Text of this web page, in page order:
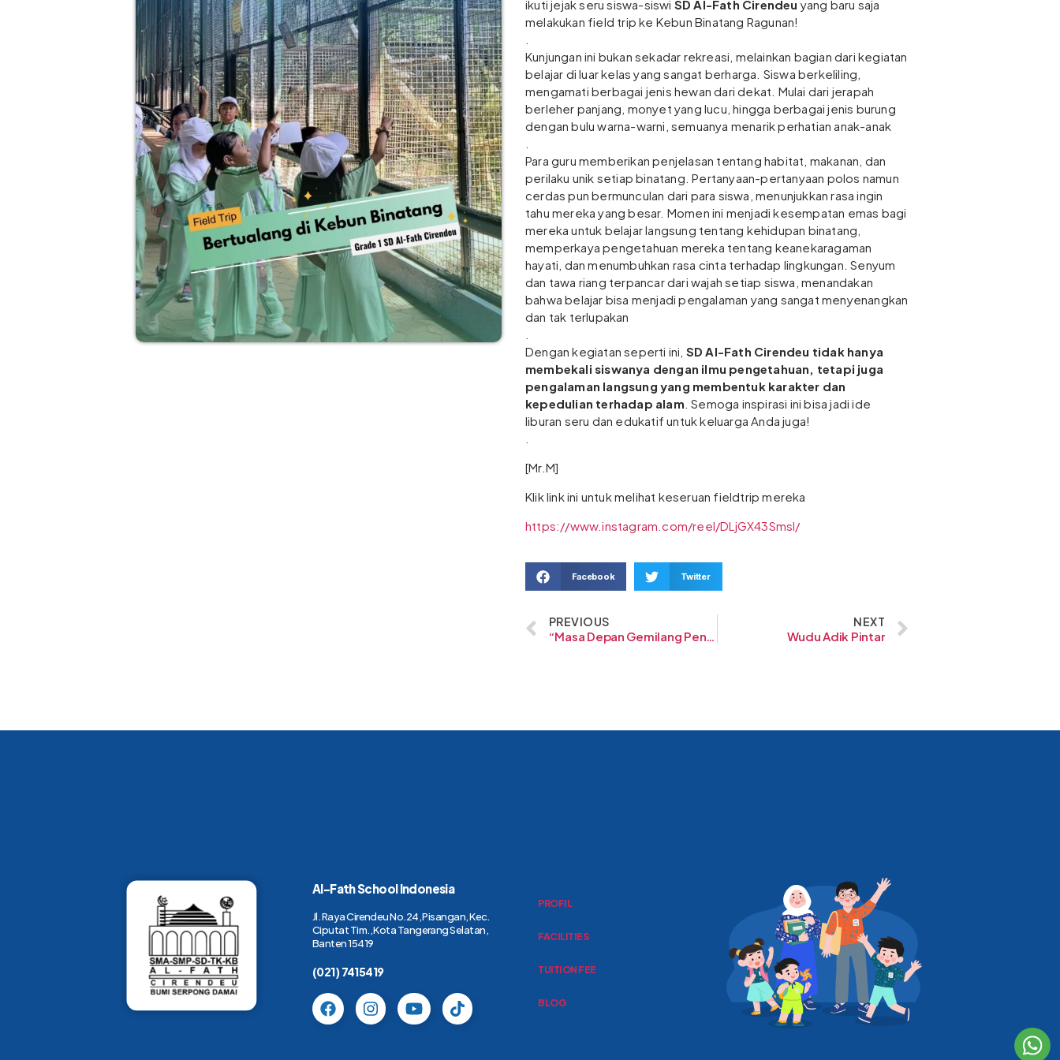
ikuti jejak seru siswa-siswi SD Al-Fath Cirendeu yang baru saja
melakukan field trip ke Kebun Binatang Ragunan!
Kunjungan ini bukan sekadar rekreasi, melainkan bagian dari kegiatan
belajar di luar kelas yang sangat berharga. Siswa berkeliling,
mengamati berbagai jenis hewan dari dekat. Mulai dari jerapah
berleher panjang, monyet yang lucu, hingga berbagai jenis burung
dengan bulu warna-warni, semuanya menarik perhatian anak-anak
Para guru memberikan penjelasan tentang habitat, makanan, dan
perilaku unik setiap binatang. Pertanyaan-pertanyaan polos namun
cerdas pun bermunculan dari para siswa, menunjukkan rasa ingin
tahu mereka yang besar. Momen ini menjadi kesempatan emas bagi
mereka untuk belajar langsung tentang kehidupan binatang,
memperkaya pengetahuan mereka tentang keanekaragaman
hayati, dan menumbuhkan rasa cinta terhadap lingkungan. Senyum
dan tawa riang terpancar dari wajah setiap siswa, menandakan
bahwa belajar bisa menjadi pengalaman yang sangat menyenangkan
dan tak terlupakan
Dengan kegiatan seperti ini, SD Al-Fath Cirendeu tidak hanya
membekali siswanya dengan ilmu pengetahuan, tetapi juga
pengalaman langsung yang membentuk karakter dan
kepedulian terhadap alam . Semoga inspirasi ini bisa jadi ide
liburan seru dan edukatif untuk keluarga Anda juga!
[Mr.M]
Klik link ini untuk melihat keseruan fieldtrip mereka
https://www.instagram.com/reel/DLjGX43SmsI/
Facebook Twitter
PREVIOUS
“Masa Depan Gemilang Penjaga Kalam!”
NEXT
Wudu Adik Pintar
Al-Fath School Indonesia
Jl. Raya Cirendeu No.24, Pisangan, Kec.
Ciputat Tim., Kota Tangerang Selatan,
Banten 15419
(021) 7415419
PROFIL
FACILITIES
TUITION FEE
BLOG